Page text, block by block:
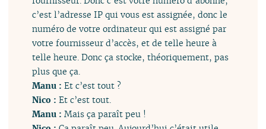
c’est l’adresse IP qui vous est assignée, donc le
numéro de votre ordinateur qui est assigné par
votre fournisseur d’accès, et de telle heure à
telle heure. Donc ça stocke, théoriquement, pas
plus que ça.
Manu :Et c’est tout ?
Nico :Et c’est tout.
Manu :Mais ça paraît peu !